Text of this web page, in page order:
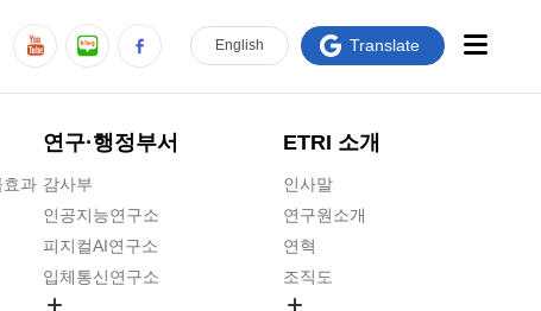
과
연구·행정부서
감사부
인공지능연구소
피지컬AI연구소
입체통신연구소
ETRI 소개
인사말
연구원소개
연혁
조직도
English Translate